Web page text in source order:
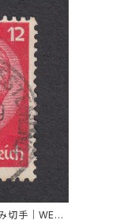
切手｜WESE